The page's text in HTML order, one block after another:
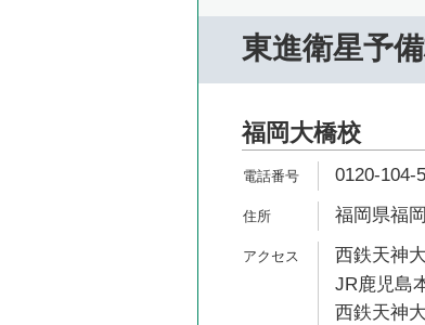
東進衛星予
福岡大橋校
0120-104-
福岡県福
西鉄天神
JR鹿児島
西鉄天神